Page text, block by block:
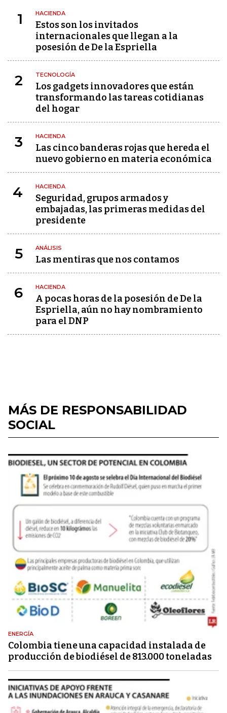
1 HACIENDA
Estos son los invitados
internacionales que llegan a la
posesión de De la Espriella
2 TECNOLOGÍA
Los gadgets innovadores que están
transformando las tareas cotidianas
del hogar
3 HACIENDA
Las cinco banderas rojas que hereda el
nuevo gobierno en materia económica
4 HACIENDA
Seguridad, grupos armados y
embajadas, las primeras medidas del
presidente
5 ANÁLISIS
Las mentiras que nos contamos
6 HACIENDA
A pocas horas de la posesión de De la
Espriella, aún no hay nombramiento
para el DNP
MÁS DE RESPONSABILIDAD
SOCIAL
ENERGÍA
Colombia tiene una capacidad instalada de
producción de biodiésel de 813.000 toneladas